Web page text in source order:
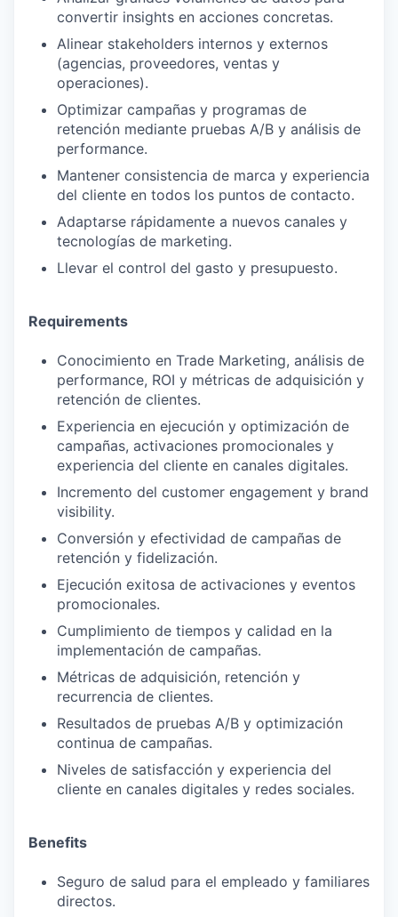
convertir insights en acciones concretas.
Alinear stakeholders internos y externos
(agencias, proveedores, ventas y
operaciones).
Optimizar campañas y programas de
retención mediante pruebas A/B y análisis de
performance.
Mantener consistencia de marca y experiencia
del cliente en todos los puntos de contacto.
Adaptarse rápidamente a nuevos canales y
tecnologías de marketing.
Llevar el control del gasto y presupuesto.
Requirements
Conocimiento en Trade Marketing, análisis de
performance, ROI y métricas de adquisición y
retención de clientes.
Experiencia en ejecución y optimización de
campañas, activaciones promocionales y
experiencia del cliente en canales digitales.
Incremento del customer engagement y brand
visibility.
Conversión y efectividad de campañas de
retención y fidelización.
Ejecución exitosa de activaciones y eventos
promocionales.
Cumplimiento de tiempos y calidad en la
implementación de campañas.
Métricas de adquisición, retención y
recurrencia de clientes.
Resultados de pruebas A/B y optimización
continua de campañas.
Niveles de satisfacción y experiencia del
cliente en canales digitales y redes sociales.
Benefits
Seguro de salud para el empleado y familiares
directos.